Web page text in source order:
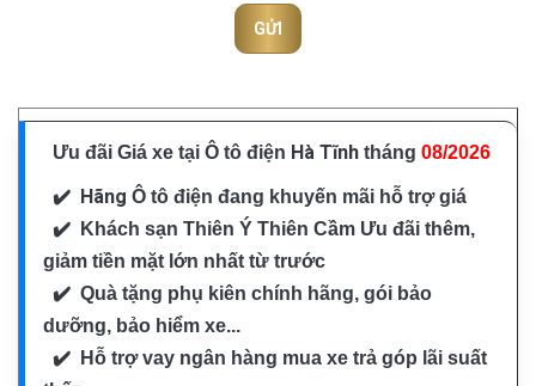
GỬI
Ưu đãi Giá xe tại Ô tô điện Hà Tĩnh tháng 08/2026
✔️ Hãng Ô tô điện đang khuyến mãi hỗ trợ giá
✔️ Khách sạn Thiên Ý Thiên Cầm Ưu đãi thêm,
giảm tiền mặt lớn nhất từ trước
✔️ Quà tặng phụ kiên chính hãng, gói bảo
dưỡng, bảo hiểm xe...
✔️ Hỗ trợ vay ngân hàng mua xe trả góp lãi suất